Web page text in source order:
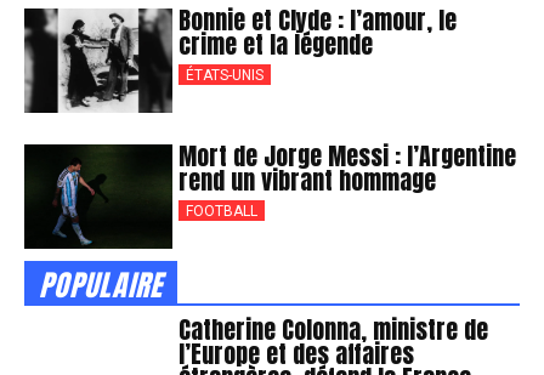
Bonnie et Clyde : l’amour, le
crime et la légende
ÉTATS-UNIS
Mort de Jorge Messi : l’Argentine
rend un vibrant hommage
FOOTBALL
POPULAIRE
Catherine Colonna, ministre de
l’Europe et des affaires